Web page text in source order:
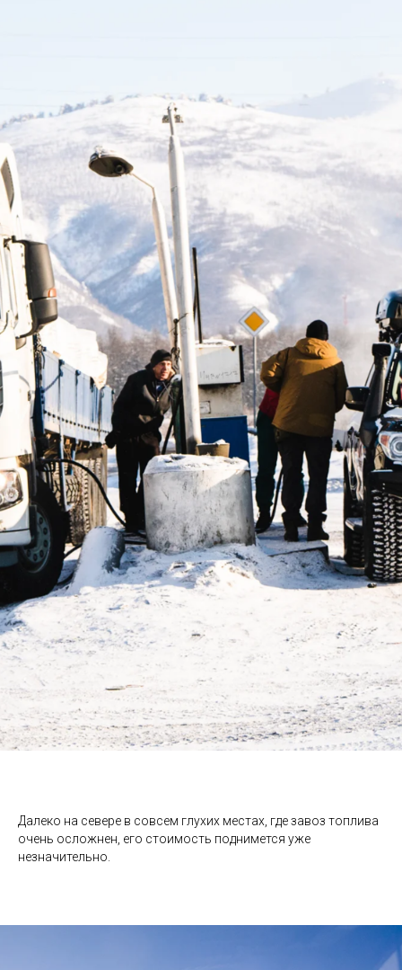
Далеко на севере в совсем глухих местах, где завоз топлива
очень осложнен, его стоимость поднимется уже
незначительно.